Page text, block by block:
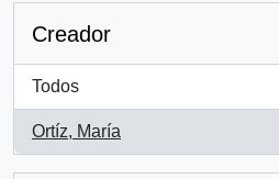
Creador
Todos
Ortíz, María
, 1 resultados